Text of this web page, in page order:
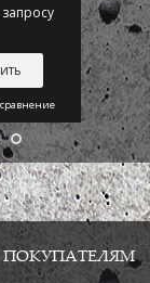
ПОКУПАТЕЛЯМ